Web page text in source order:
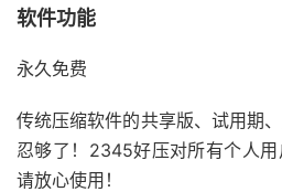
软件功能
永久免费
传统压缩软件的共享版、试用期
忍够了！2345好压对所有个人用
请放心使用！